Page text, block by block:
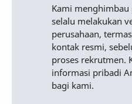
Kami
selalu melakukan
perusahaan,
kontak resmi,
proses rekrutmen.
informasi pribadi
bagi kami.